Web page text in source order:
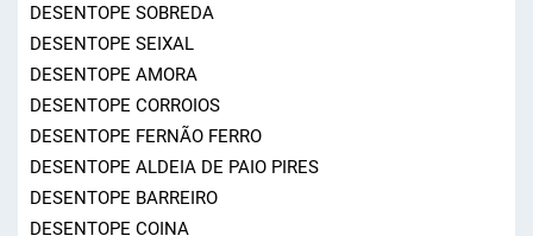
DESENTOPE SOBREDA
DESENTOPE SEIXAL
DESENTOPE AMORA
DESENTOPE CORROIOS
DESENTOPE FERNÃO FERRO
DESENTOPE ALDEIA DE PAIO PIRES
DESENTOPE BARREIRO
DESENTOPE COINA